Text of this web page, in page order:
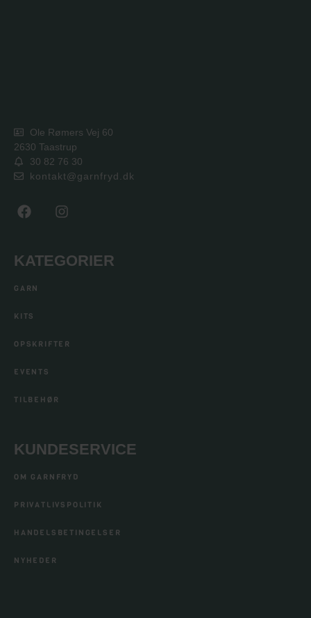
Ole Rømers Vej 60
2630 Taastrup
30 82 76 30
kontakt@garnfryd.dk
KATEGORIER
GARN
KITS
OPSKRIFTER
EVENTS
TILBEHØR
KUNDESERVICE
OM GARNFRYD
PRIVATLIVSPOLITIK
HANDELSBETINGELSER
NYHEDER